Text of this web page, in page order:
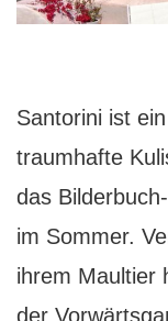
Santorini ist
traumhafte
das
im Sommer.
ihrem Maultier
der